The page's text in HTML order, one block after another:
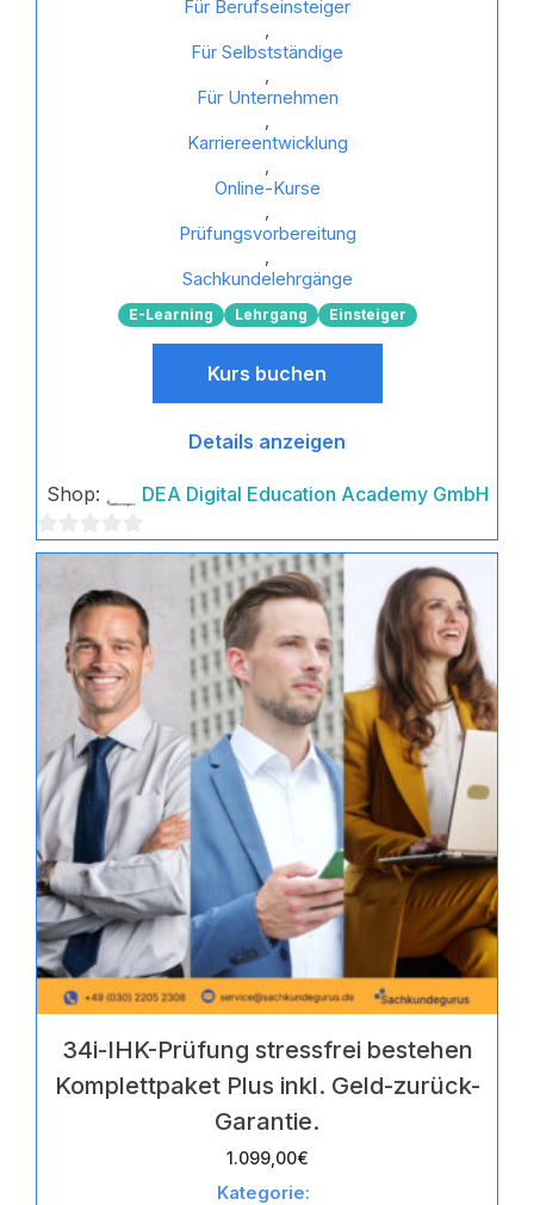
Für Berufseinsteiger
,
Für Selbstständige
,
Für Unternehmen
,
Karriereentwicklung
,
Online-Kurse
,
Prüfungsvorbereitung
,
Sachkundelehrgänge
E-Learning Lehrgang Einsteiger
Kurs buchen
Details anzeigen
Shop: DEA Digital Education Academy GmbH
0
34i-IHK-Prüfung stressfrei bestehen
Komplettpaket Plus inkl. Geld-zurück-
Garantie.
1.099,00€
Kategorie: